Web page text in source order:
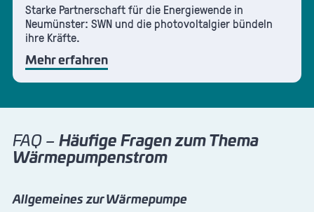
Starke Partnerschaft für die Energiewende in
Neumünster: SWN und die photovoltalgier bündeln
ihre Kräfte.
Mehr erfahren
FAQ – Häufige Fragen zum Thema
Wärmepumpenstrom
Allgemeines zur Wärmepumpe